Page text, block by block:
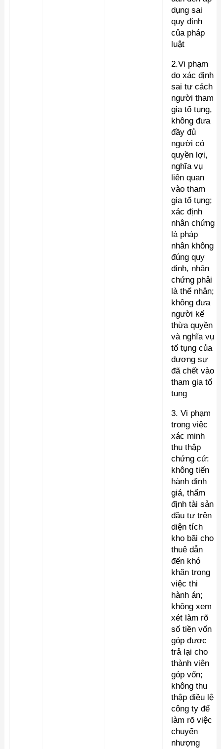
dụng sai
quy định
của pháp
luật
2.Vi phạm
do xác định
sai tư cách
người tham
gia tố tụng,
không đưa
đầy đủ
người có
quyền lợi,
nghĩa vụ
liên quan
vào tham
gia tố tụng;
xác định
nhân chứng
là pháp
nhân không
đúng quy
định, nhân
chứng phải
là thể nhân;
không đưa
người kế
thừa quyền
và nghĩa vụ
tố tụng của
đương sự
đã chết vào
tham gia tố
tụng
3. Vi phạm
trong việc
xác minh
thu thập
chứng cứ:
không tiến
hành định
giá, thẩm
định tài sản
đầu tư trên
diện tích
kho bãi cho
thuê dẫn
đến khó
khăn trong
việc thi
hành án;
không xem
xét làm rõ
số tiền vốn
góp được
trả lại cho
thành viên
góp vốn;
không thu
thập điều lệ
công ty để
làm rõ việc
chuyển
nhượng